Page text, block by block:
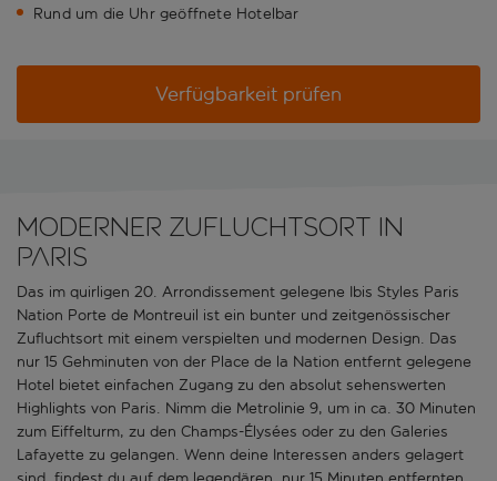
Rund um die Uhr geöffnete Hotelbar
Verfügbarkeit prüfen
Moderner Zufluchtsort in
Paris
Das im quirligen 20. Arrondissement gelegene Ibis Styles Paris
Nation Porte de Montreuil ist ein bunter und zeitgenössischer
Zufluchtsort mit einem verspielten und modernen Design. Das
nur 15 Gehminuten von der Place de la Nation entfernt gelegene
Hotel bietet einfachen Zugang zu den absolut sehenswerten
Highlights von Paris. Nimm die Metrolinie 9, um in ca. 30 Minuten
zum Eiffelturm, zu den Champs-Élysées oder zu den Galeries
Lafayette zu gelangen. Wenn deine Interessen anders gelagert